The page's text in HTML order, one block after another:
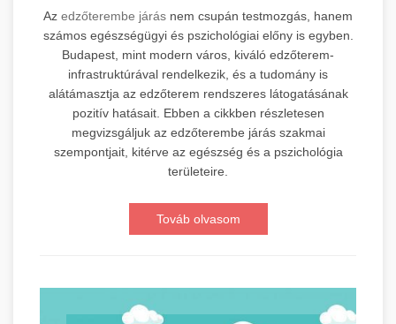
Az edzőterembe járás nem csupán testmozgás, hanem
számos egészségügyi és pszichológiai előny is egyben.
Budapest, mint modern város, kiváló edzőterem-
infrastruktúrával rendelkezik, és a tudomány is
alátámasztja az edzőterem rendszeres látogatásának
pozitív hatásait. Ebben a cikkben részletesen
megvizsgáljuk az edzőterembe járás szakmai
szempontjait, kitérve az egészség és a pszichológia
területeire.
Továb olvasom